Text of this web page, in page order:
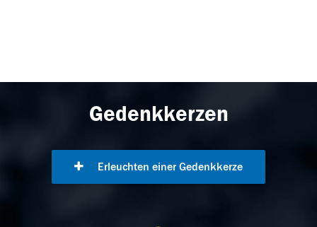
Gedenkkerzen
Erleuchten einer Gedenkkerze